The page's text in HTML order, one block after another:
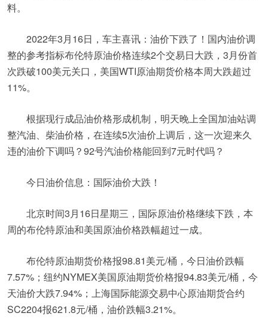
料。
2022年3月16日，车主喜讯：油价下跌了！国内油价调
整的参考指标布伦特原油价格连续2个交易日大跌，3月份首
次跌破100美元关口，美国WTI原油期货价格本周大跌超过
11%。
根据现行成品油价格形成机制，明天晚上全国加油站调
整汽油、柴油价格，在连续5次油价上调后，这一次迎来久
违的油价下调吗？92号汽油价格能回到7元时代吗？
今日油价信息：国际油价大跌！
北京时间3月16日星期三，国际原油价格继续下跌，本
周的布伦特原油和美国原油价格跌幅超过一成。
布伦特原油期货价格报98.81美元/桶，今日油价跌幅
7.57%；纽约NYMEX美国原油期货价格报94.83美元/桶，今
天油价大跌7.94%；上海国际能源交易中心原油期货合约
SC2204报621.8元/桶，油价跌幅3.21%。